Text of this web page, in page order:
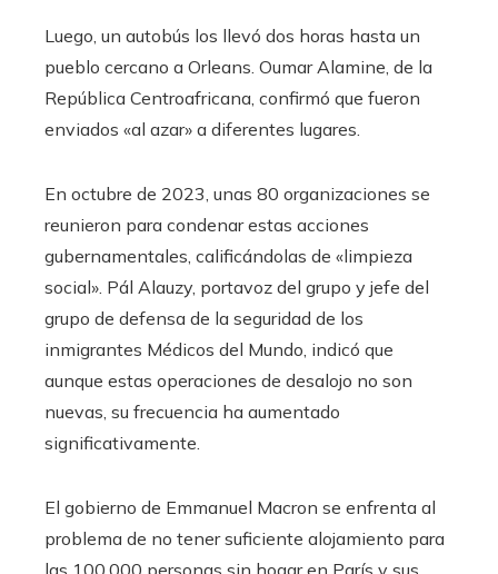
Luego, un autobús los llevó dos horas hasta un
pueblo cercano a Orleans. Oumar Alamine, de la
República Centroafricana, confirmó que fueron
enviados «al azar» a diferentes lugares.
En octubre de 2023, unas 80 organizaciones se
reunieron para condenar estas acciones
gubernamentales, calificándolas de «limpieza
social». Pál Alauzy, portavoz del grupo y jefe del
grupo de defensa de la seguridad de los
inmigrantes Médicos del Mundo, indicó que
aunque estas operaciones de desalojo no son
nuevas, su frecuencia ha aumentado
significativamente.
El gobierno de Emmanuel Macron se enfrenta al
problema de no tener suficiente alojamiento para
las 100.000 personas sin hogar en París y sus